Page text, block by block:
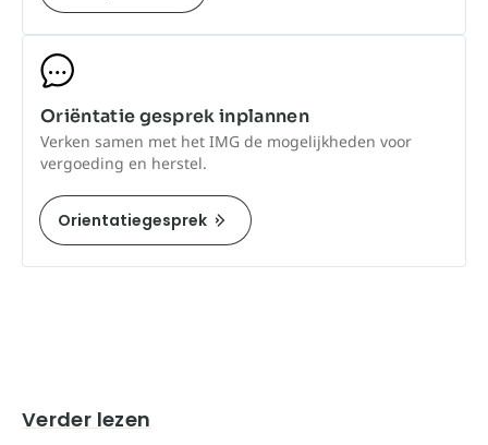
Oriëntatie gesprek inplannen
Verken samen met het IMG de mogelijkheden voor
vergoeding en herstel.
Orientatiegesprek
Verder lezen